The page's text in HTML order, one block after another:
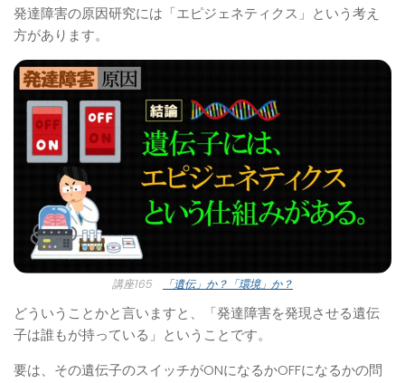
発達障害の原因研究には「エピジェネティクス」という考え
方があります。
講座165 「遺伝」か？「環境」か？
どういうことかと言いますと、「発達障害を発現させる遺伝
子は誰もが持っている」ということです。
要は、その遺伝子のスイッチがONになるかOFFになるかの問